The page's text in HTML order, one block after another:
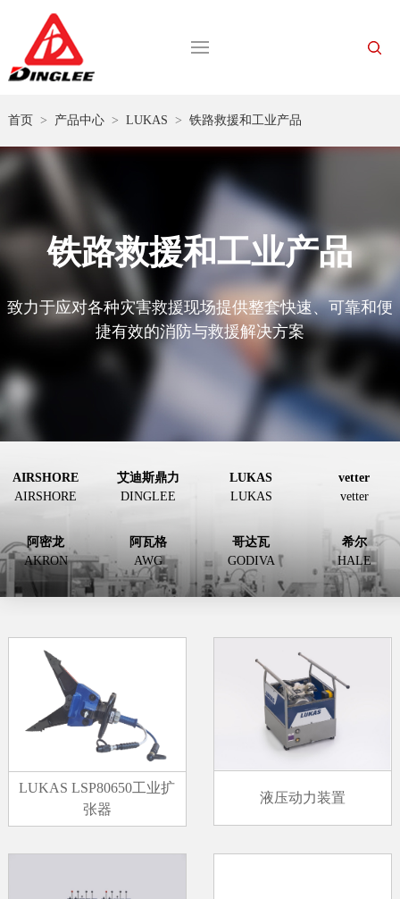
首页 > 产品中心> LUKAS > 铁路救援和工业产品
铁路救援和工业产品
致力于应对各种灾害救援现场提供整套快速、可靠和便
捷有效的消防与救援解决方案
AIRSHORE
AIRSHORE
艾迪斯鼎力
DINGLEE
LUKAS
LUKAS
vetter
vetter
阿密龙
AKRON
阿瓦格
AWG
哥达瓦
GODIVA
希尔
HALE
LUKAS LSP80650工业扩
张器
液压动力装置